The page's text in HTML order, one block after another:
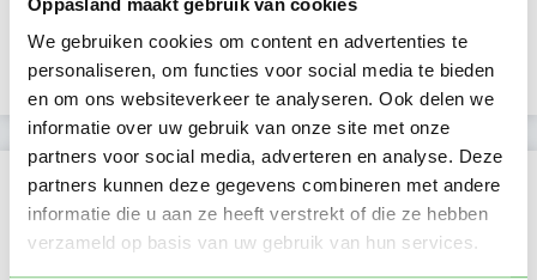
We gebruiken cookies om content en advertenties te
personaliseren, om functies voor social media te bieden
en om ons websiteverkeer te analyseren. Ook delen we
informatie over uw gebruik van onze site met onze
partners voor social media, adverteren en analyse. Deze
partners kunnen deze gegevens combineren met andere
informatie die u aan ze heeft verstrekt of die ze hebben
verzameld op basis van uw gebruik van hun services.
Lid sinds
Profiel bijgewerkt 22-05-2026
Verificaties
E-mailadres is geverifieerd